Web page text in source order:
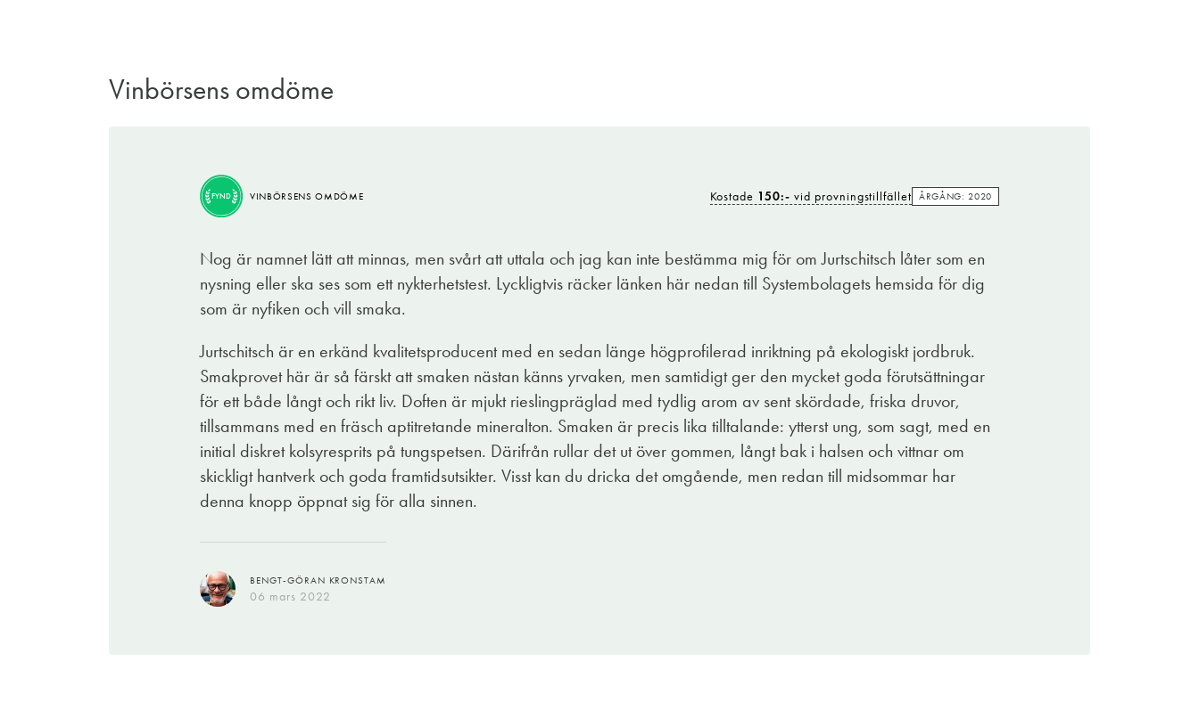
Vinbörsens omdöme
FYND VINBÖRSENS OMDÖME Kostade 150:- vid provningstillfället ÅRGÅNG: 2020
Nog är namnet lätt att minnas, men svårt att uttala och jag kan inte bestämma mig för om Jurtschitsch låter som en
nysning eller ska ses som ett nykterhetstest. Lyckligtvis räcker länken här nedan till Systembolagets hemsida för dig
som är nyfiken och vill smaka.
Jurtschitsch är en erkänd kvalitetsproducent med en sedan länge högprofilerad inriktning på ekologiskt jordbruk.
Smakprovet här är så färskt att smaken nästan känns yrvaken, men samtidigt ger den mycket goda förutsättningar
för ett både långt och rikt liv. Doften är mjukt rieslingpräglad med tydlig arom av sent skördade, friska druvor,
tillsammans med en fräsch aptitretande mineralton. Smaken är precis lika tilltalande: ytterst ung, som sagt, med en
initial diskret kolsyresprits på tungspetsen. Därifrån rullar det ut över gommen, långt bak i halsen och vittnar om
skickligt hantverk och goda framtidsutsikter. Visst kan du dricka det omgående, men redan till midsommar har
denna knopp öppnat sig för alla sinnen.
BENGT-GÖRAN KRONSTAM
06 mars 2022
Får det lov att vara en välsmakande syrakick från Österrikiska vinregionen Kamptal? Norr om Wien växer druvorna till denna ungdomliga riesling
Producenten, Jurtschitsch, har en vintradition som sträcker sig hundratals år bakåt i tiden och jobbar sedan 70-talet ekologiskt i vingårdarna. Idag
är det paret Alwin and Stefanie Jurtschitsch som leder arbetet med ambitionen att skapa viner med hänsyn till naturen och som speglar sitt
Här bjuds på ljuvlig doft av vit persika, gråpäron, gröna äpplen, citrus och kvitten. Munkänslan är citronpigg och kittlande energisk. Vinet är lätt
och läskande med sprittande syra som får det att vattnas i munnen, och dess lite salta finish gör det extra smarrigt ihop med fisk och skaldjur. Ett
riktigt läckert vårvin att korka upp till lyxiga räksalladen, en klassisk skagentoast eller att bara klunka som det är.
ELIN BÖRJESSON